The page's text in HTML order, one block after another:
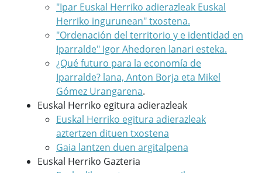
"Ipar Euskal Herriko adierazleak Euskal
Herriko ingurunean" txostena.
"Ordenación del territorio y e identidad en
Iparralde" Igor Ahedoren lanari esteka.
¿Qué futuro para la economía de
Iparralde? lana, Anton Borja eta Mikel
Gómez Urangarena.
Euskal Herriko egitura adierazleak
Euskal Herriko egitura adierazleak
aztertzen dituen txostena
Gaia lantzen duen argitalpena
Euskal Herriko Gazteria